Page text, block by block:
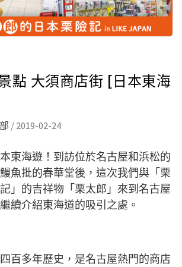
點 大須商店街 [日本東海
/ 2019-02-24
東海遊！到訪位於名古屋和浜松的
魚批的春華堂後，這次我們與「栗
」的吉祥物「栗太郎」來到名古屋
續介紹東海道的吸引之處。
百多年歷史，是名古屋熱門的商店